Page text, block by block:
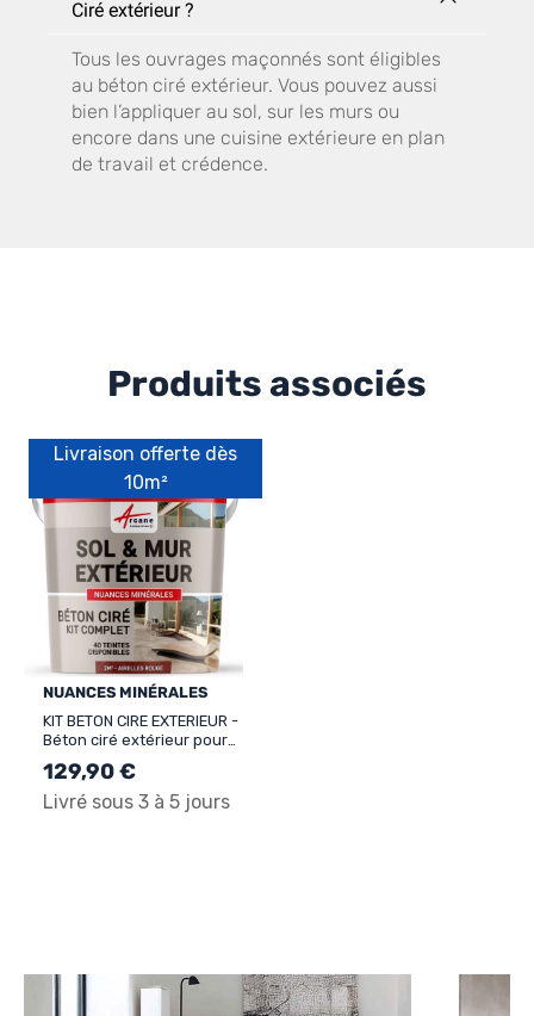
Ciré extérieur ?
Tous les ouvrages maçonnés sont éligibles
au béton ciré extérieur. Vous pouvez aussi
bien l’appliquer au sol, sur les murs ou
encore dans une cuisine extérieure en plan
de travail et crédence.
Produits associés
Livraison offerte dès
10m²
NUANCES MINÉRALES
KIT BETON CIRE EXTERIEUR -
Béton ciré extérieur pour
escalier
129,90 €
Livré sous 3 à 5 jours